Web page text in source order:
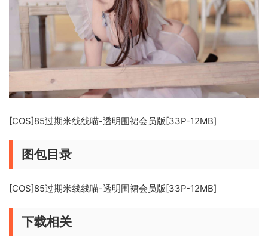
[COS]85过期米线线喵-透明围裙会员版[33P-12MB]
图包目录
[COS]85过期米线线喵-透明围裙会员版[33P-12MB]
下载相关